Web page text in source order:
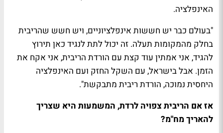
האינפלציה.
"בעולם כבר יש חששות אינפלציוניים, ויש חשש שהריבית
בחלק מהמקומות תעלה. זה יכול לתת לנגיד כאן תירוץ
להגיד, אני אמתין עוד קצת עם הורדת הריבית, אני אקח את
הזמן. אבל בישראל, עם השקל החזק ועם האינפלציה
היחסית נמוכה, הורדת ריבית מתבקשת".
אז אם הריבית צפויה לרדת, המשמעות היא שצריך
להאריך מח"מ?